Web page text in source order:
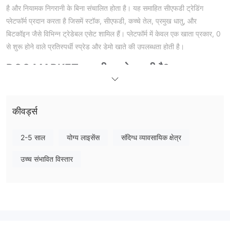
है और नियामक निगरानी के बिना संचालित होता है। यह समाहित सीएफडी ट्रेडिंग
प्लेटफॉर्म प्रदान करता है जिसमें स्टॉक, सीएफडी, कच्चे तेल, प्रमुख धातु, और
बिटकॉइन जैसे विभिन्न ट्रेडेबल एसेट शामिल हैं। प्लेटफॉर्म में केवल एक खाता प्रकार, 0
से शुरू होने वाले प्रतिस्पर्धी स्प्रेड और डेमो खाते की उपलब्धता होती है।
DCO MARKET कानूनी या धोखाधड़ी है?
पाया गया है कि DCO MARKET के पास वर्तमान में मान्य नियामक प्रमाणपत्र नहीं हैं।
मार्केट उपकरण
DCO MARKET एक एकल ट्रेडिंग खाता प्रदान करता है जिसमें वैश्विक ट्रेडिंग एसेट
अनुबंध), कच्चे तेल, प्रमुख धातु, और बिटकॉइन शामिल हैं। विशेष रूप से, यह 0 से शुरू
कीवर्ड्स
2-5 साल योग्य लाइसेंस संदिग्ध व्यावसायिक क्षेत्र
उच्च संभावित विस्तार